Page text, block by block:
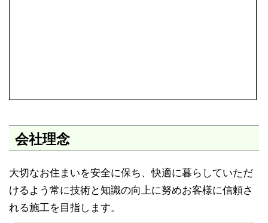
会社理念
大切なお住まいを安全に保ち、快適に暮らしていただ
けるよう常に技術と知識の向上に努めお客様に信頼さ
れる施工を目指します。